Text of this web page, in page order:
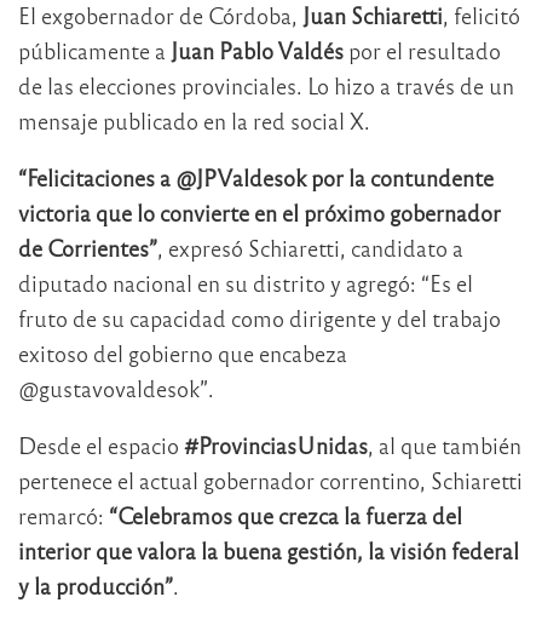
El exgobernador de Córdoba, Juan Schiaretti, felicitó
públicamente a Juan Pablo Valdés por el resultado
de las elecciones provinciales. Lo hizo a través de un
mensaje publicado en la red social X.
“Felicitaciones a @JPValdesok por la contundente
victoria que lo convierte en el próximo gobernador
de Corrientes”, expresó Schiaretti, candidato a
diputado nacional en su distrito y agregó: “Es el
fruto de su capacidad como dirigente y del trabajo
exitoso del gobierno que encabeza
@gustavovaldesok”.
Desde el espacio #ProvinciasUnidas, al que también
pertenece el actual gobernador correntino, Schiaretti
remarcó: “Celebramos que crezca la fuerza del
interior que valora la buena gestión, la visión federal
y la producción”.